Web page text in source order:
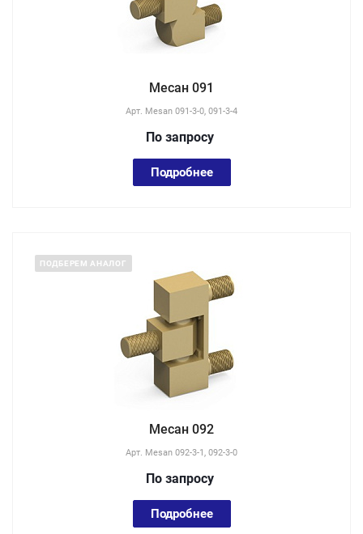
Месан 091
Арт. Mesan 091-3-0, 091-3-4
По запросу
Подробнее
ПОДБЕРЕМ АНАЛОГ
Месан 092
Арт. Mesan 092-3-1, 092-3-0
По запросу
Подробнее